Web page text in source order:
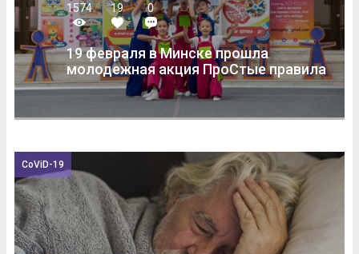
1574 19 0
19 февраля в Минске прошла
молодежная акция ПроСтые правила
CoViD-19